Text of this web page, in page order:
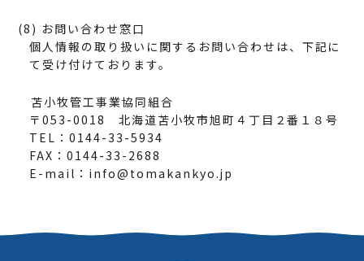
(8) お問い合わせ窓口
個人情報の取り扱いに関するお問い合わせは、下記に
て受け付けております。
苫小牧管工事業協同組合
〒053-0018 北海道苫小牧市旭町４丁目２番１８号
TEL：0144-33-5934
FAX：0144-33-2688
E-mail：info@tomakankyo.jp